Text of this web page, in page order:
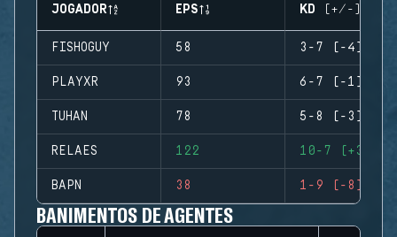
JOGADOR EPS KD (+/-)
FISHOGUY 58 3-7 (-4)
PLAYXR 93 6-7 (-1)
TUHAN 78 5-8 (-3)
RELAES 122 10-7 (+3)
BAPN 38 1-9 (-8)
BANIMENTOS DE AGENTES